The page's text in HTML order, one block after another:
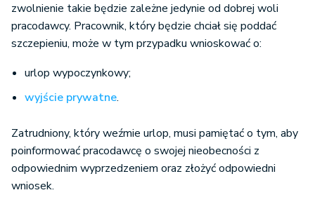
zwolnienie takie będzie zależne jedynie od dobrej woli
pracodawcy. Pracownik, który będzie chciał się poddać
szczepieniu, może w tym przypadku wnioskować o:
urlop wypoczynkowy;
wyjście prywatne.
Zatrudniony, który weźmie urlop, musi pamiętać o tym, aby
poinformować pracodawcę o swojej nieobecności z
odpowiednim wyprzedzeniem oraz złożyć odpowiedni
wniosek.